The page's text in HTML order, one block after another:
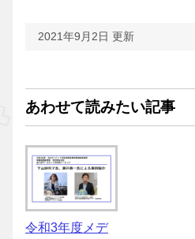
2021年9月2日 更新
あわせて読みたい記事
令和3年度メデ